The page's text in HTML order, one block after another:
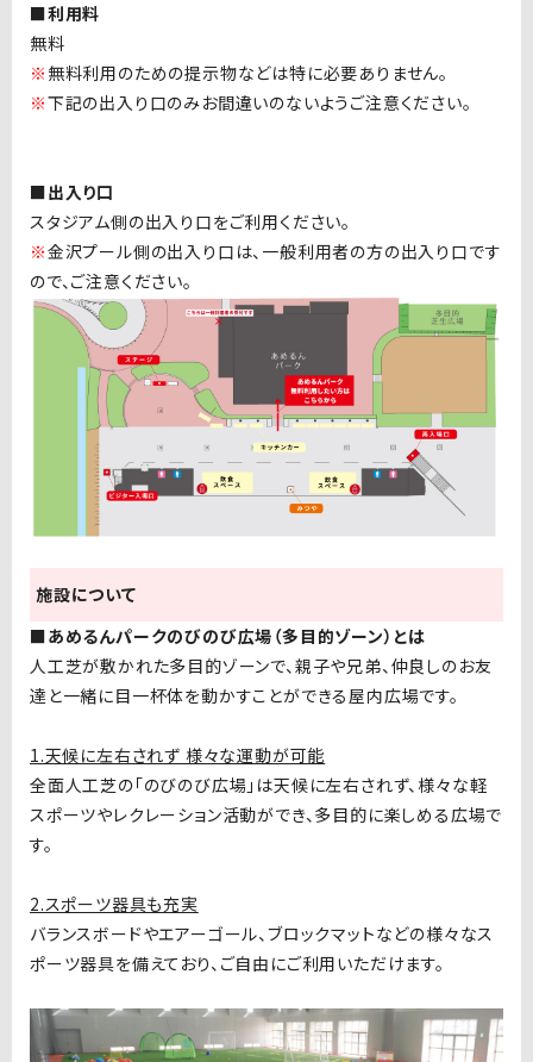
■利用料
無料
※ 無料利用のための提示物などは特に必要ありません。
※下記の出入り口のみお間違いのないようご注意ください。
■出入り口
スタジアム側の出入り口をご利用ください。
※金沢プール側の出入り口は、一般利用者の方の出入り口です
ので、ご注意ください。
施設について
■あめるんパークのびのび広場（多目的ゾーン）とは
人工芝が敷かれた多目的ゾーンで、親子や兄弟、仲良しのお友
達と一緒に目一杯体を動かすことができる屋内広場です。
1.天候に左右されず 様々な運動が可能
全面人工芝の「のびのび広場」は天候に左右されず、様々な軽
スポーツやレクレーション活動ができ、多目的に楽しめる広場で
す。
2.スポーツ器具も充実
バランスボードやエアーゴール、ブロックマットなどの様々なス
ポーツ器具を備えており、ご自由にご利用いただけます。